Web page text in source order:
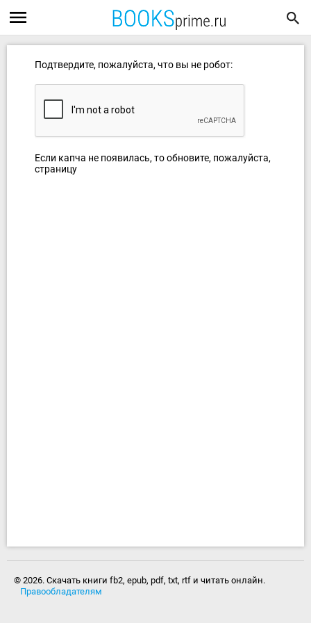
Подтвердите, пожалуйста, что вы не робот:
Если капча не появилась, то обновите, пожалуйста,
страницу
© 2026. Скачать книги fb2, epub, pdf, txt, rtf и читать онлайн.
Правообладателям